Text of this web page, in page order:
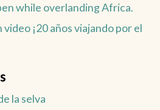
while overlanding Africa.
¡20 años viajando por el
la selva